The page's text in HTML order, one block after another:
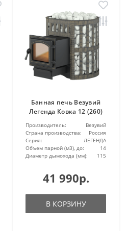
Банная печь Везувий
Легенда Ковка 12 (260)
Производитель:
Везувий
Страна производства:
Россия
Серия:
ЛЕГЕНДА
Объем парной (м3), до:
14
Диаметр дымохода (мм):
115
41 990р.
В КОРЗИНУ